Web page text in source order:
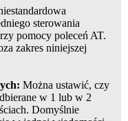
sterowania
pomocy poleceń AT.
zakres niniejszej
Można ustawić, czy
w 1 lub w 2
Domyślnie